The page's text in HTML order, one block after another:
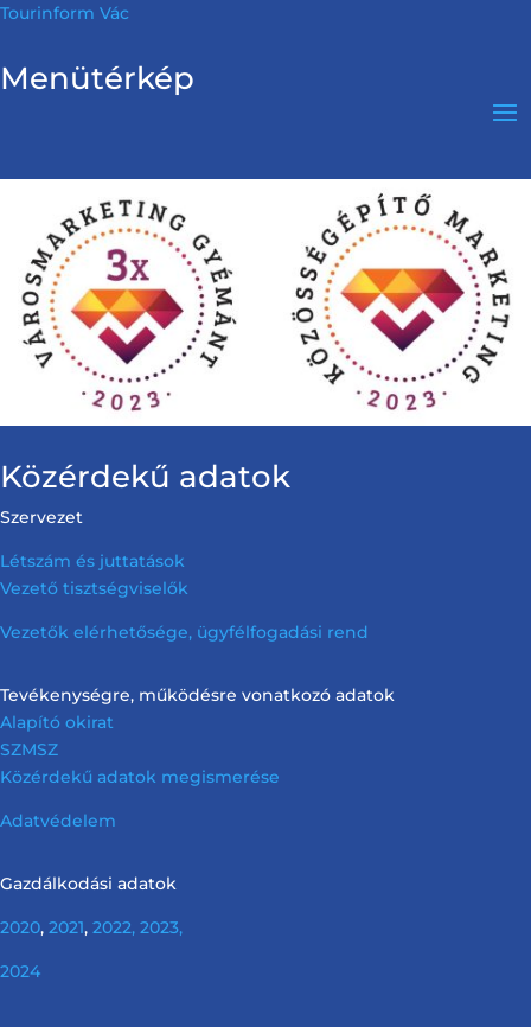
Tourinform Vác
Menütérkép
Közérdekű adatok
Szervezet
Létszám és juttatások
Vezető tisztségviselők
Vezetők elérhetősége, ügyfélfogadási rend
Tevékenységre, működésre vonatkozó adatok
Alapító okirat
SZMSZ
Közérdekű adatok megismerése
Adatvédelem
Gazdálkodási adatok
2020, 2021, 2022, 2023,
2024